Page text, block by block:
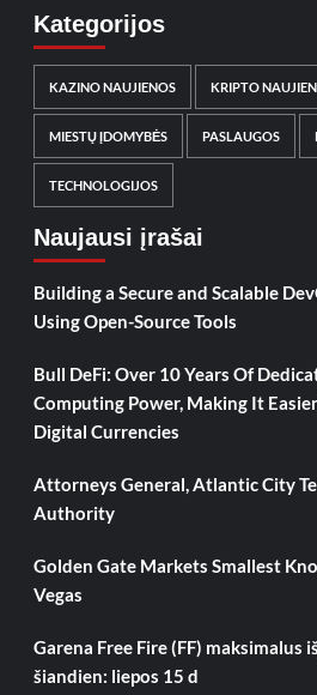
Kategorijos
KAZINO NAUJIENOS KRIPTO
MIESTŲ ĮDOMYBĖS PASLAUGOS
TECHNOLOGIJOS
Naujausi įrašai
Building a Secure and Scalable
Using Open-Source Tools
Bull DeFi: Over 10 Years Of
Computing Power, Making It
Digital Currencies
Attorneys General, Atlantic City
Authority
Golden Gate Markets Smallest
Vegas
Garena Free Fire (FF) maksimalus
šiandien: liepos 15 d